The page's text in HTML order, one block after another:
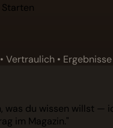
Starten
Vertraulich • Ergebnisse
was du wissen willst —
im Magazin."